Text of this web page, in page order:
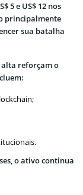
5 e US$ 12 nos
principalmente
sua batalha
alta reforçam o
o ativo continua